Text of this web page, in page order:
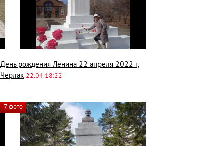
День рождения Ленина 22 апреля 2022 г,
Черлак 22.04 18:22
7 фото